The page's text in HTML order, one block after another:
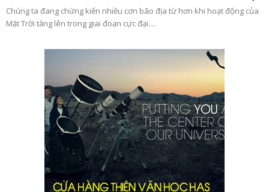
Chúng ta đang chứng kiến nhiều cơn bão địa từ hơn khi hoạt động của
Mặt Trời tăng lên trong giai đoạn cực đại....